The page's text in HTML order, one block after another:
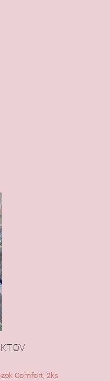
Comfort, 2ks